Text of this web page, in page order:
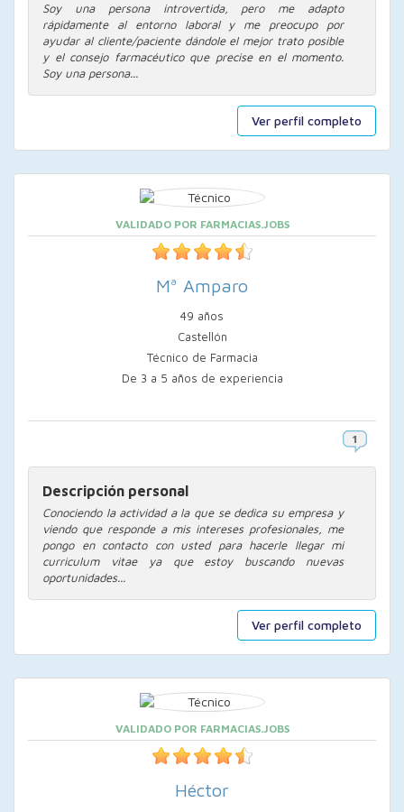
Ver perfil completo
Soy una persona introvertida, pero me adapto
rápidamente al entorno laboral y me preocupo por
ayudar al cliente/paciente dándole el mejor trato posible
y el consejo farmacéutico que precise en el momento.
Soy una persona...
Ver perfil completo
VALIDADO POR FARMACIAS.JOBS
Mª Amparo
49 años
Castellón
Técnico de Farmacia
De 3 a 5 años de experiencia
Descripción personal
Conociendo la actividad a la que se dedica su empresa y
viendo que responde a mis intereses profesionales, me
pongo en contacto con usted para hacerle llegar mi
curriculum vitae ya que estoy buscando nuevas
oportunidades...
VALIDADO POR FARMACIAS.JOBS
Héctor